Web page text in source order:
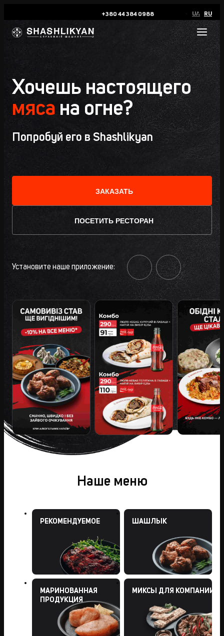
+380 44 384 0988 UA RU
Хочешь настоящего
мяса на огне?
Попробуй его в Shashlikyan
ЗАКАЗАТЬ
ПОСЕТИТЬ РЕСТОРАН
Установите наше приложение:
Наше меню
РЕКОМЕНДУЕМОЕ ШАШЛЫК
МАРИНОВАННАЯ
ПРОДУКЦИЯ
МИКСЫ ДЛЯ КОМПАНИИ